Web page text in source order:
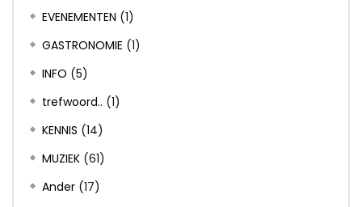
EVENEMENTEN (1)
GASTRONOMIE (1)
INFO (5)
trefwoord.. (1)
KENNIS (14)
MUZIEK (61)
Ander (17)